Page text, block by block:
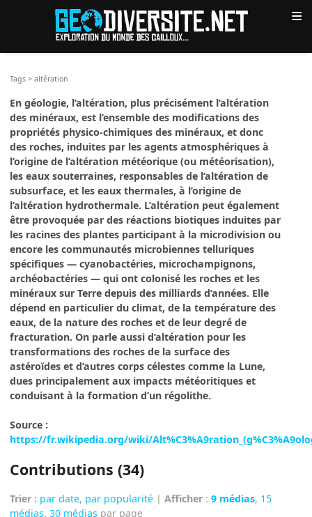
≡
Tags >altération
En géologie, l’altération, plus précisément l’altération
des minéraux, est l’ensemble des modifications des
propriétés physico-chimiques des minéraux, et donc
des roches, induites par les agents atmosphériques à
l’origine de l’altération météorique (ou météorisation),
les eaux souterraines, responsables de l’altération de
subsurface, et les eaux thermales, à l’origine de
l’altération hydrothermale. L’altération peut également
être provoquée par des réactions biotiques induites par
les racines des plantes participant à la microdivision ou
encore les communautés microbiennes telluriques
spécifiques — cyanobactéries, microchampignons,
archéobactéries — qui ont colonisé les roches et les
minéraux sur Terre depuis des milliards d’années. Elle
dépend en particulier du climat, de la température des
eaux, de la nature des roches et de leur degré de
fracturation. On parle aussi d’altération pour les
transformations des roches de la surface des
astéroïdes et d’autres corps célestes comme la Lune,
dues principalement aux impacts météoritiques et
conduisant à la formation d’un régolithe.
Source :
https://fr.wikipedia.org/wiki/
Contributions (34)
Trier : par date, par popularité |Afficher :9 médias, 15
médias,30 médias par page